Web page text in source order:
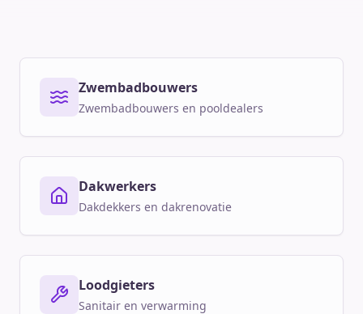
Zwembadbouwers
Zwembadbouwers en pooldealers
Dakwerkers
Dakdekkers en dakrenovatie
Loodgieters
Sanitair en verwarming